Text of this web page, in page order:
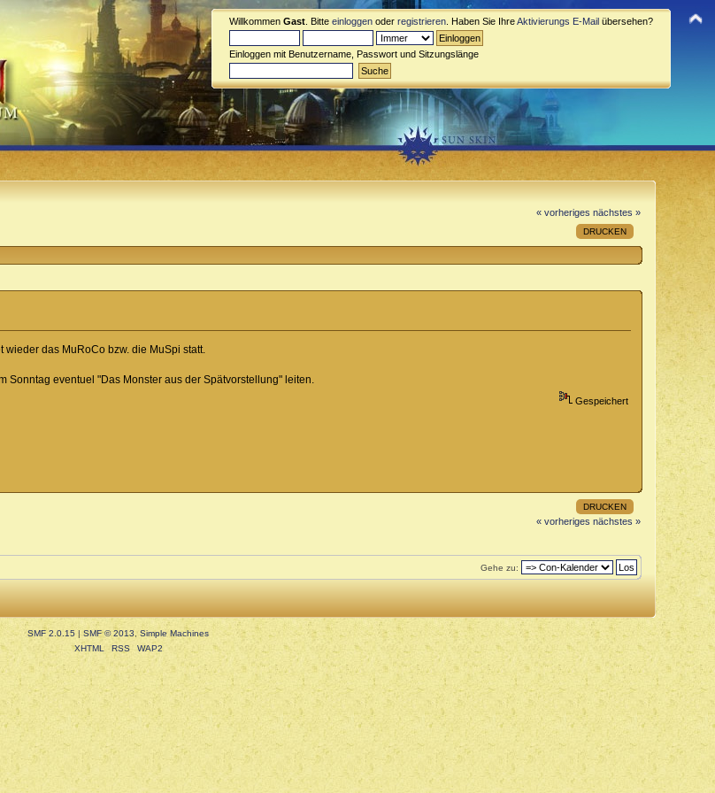
Willkommen Gast . Bitte einloggen oder registrieren . Haben Sie IhreAktivierungs E-Mail übersehen?
Einloggen mit Benutzername, Passwort und Sitzungslänge
« vorheriges nächstes »
DRUCKEN
das MuRoCo bzw. die MuSpi statt.
Sonntag eventuel "Das Monster aus der Spätvorstellung" leiten.
Gespeichert
DRUCKEN
« vorheriges nächstes »
Gehe zu:
SMF 2.0.15 | SMF © 2013
Simple Machines
XHTML
RSS WAP2